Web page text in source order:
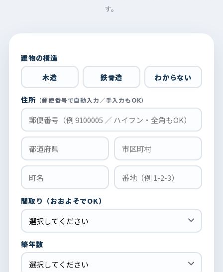
す。
建物の構造
木造
鉄骨造 わからない
住所 （郵便番号で自動入力／手入力もOK）
間取り（おおよそでOK）
築年数